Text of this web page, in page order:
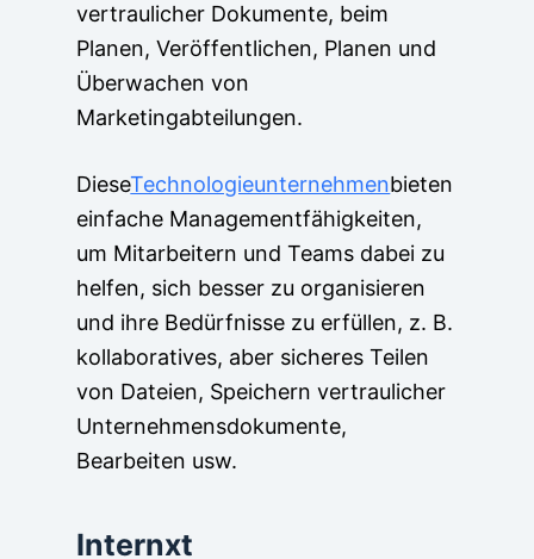
vertraulicher Dokumente, beim
Planen, Veröffentlichen, Planen und
Überwachen von
Marketingabteilungen.
DieseTechnologieunternehmenbieten
einfache Managementfähigkeiten,
um Mitarbeitern und Teams dabei zu
helfen, sich besser zu organisieren
und ihre Bedürfnisse zu erfüllen, z. B.
kollaboratives, aber sicheres Teilen
von Dateien, Speichern vertraulicher
Unternehmensdokumente,
Bearbeiten usw.
Internxt